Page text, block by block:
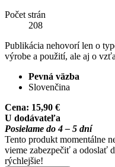
Počet strán
208
Publikácia nehovorí len o
výrobe a použití, ale aj o
Pevná väzba
Slovenčina
Cena: 15,90 €
U dodávateľa
Posielame do 4 – 5 dní
Tento produkt momentálne
vieme zabezpečiť a odoslať
rýchlejšie!